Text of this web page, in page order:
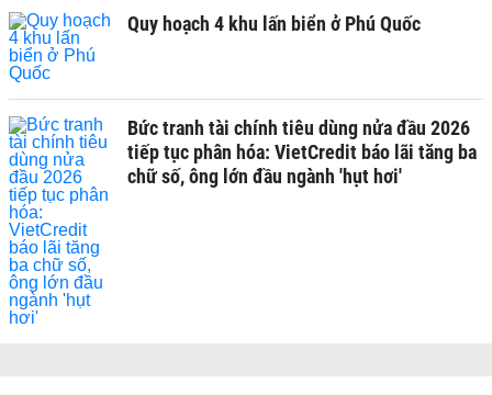
Quy hoạch 4 khu lấn biển ở Phú Quốc
Bức tranh tài chính tiêu dùng nửa đầu 2026
tiếp tục phân hóa: VietCredit báo lãi tăng ba
chữ số, ông lớn đầu ngành 'hụt hơi'